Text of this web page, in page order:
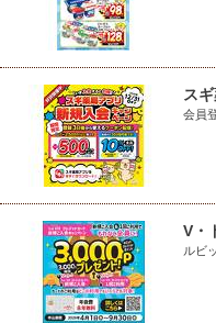
ス
会員
V・
ルビ